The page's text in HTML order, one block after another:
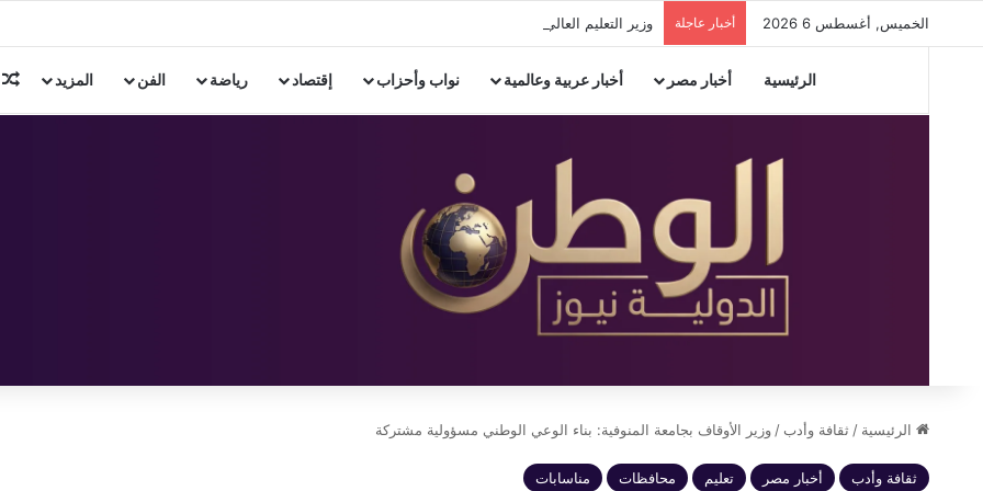
الخميس, أغسطس 6 2026 أخبار عاجلة وزير التعليم العالي يبحث مع هواوي مصر توسيع استخدام الذكاء الاصطناعي والجامعات الذكية
الرئيسية أخبار مصر أخبار عربية وعالمية نواب وأحزاب إقتصاد رياضة الفن المزيد
الرئيسية / ثقافة وأدب / وزير الأوقاف بجامعة المنوفية: بناء الوعي الوطني مسؤولية مشتركة
ثقافة وأدب أخبار مصر تعليم محافظات مناسابات